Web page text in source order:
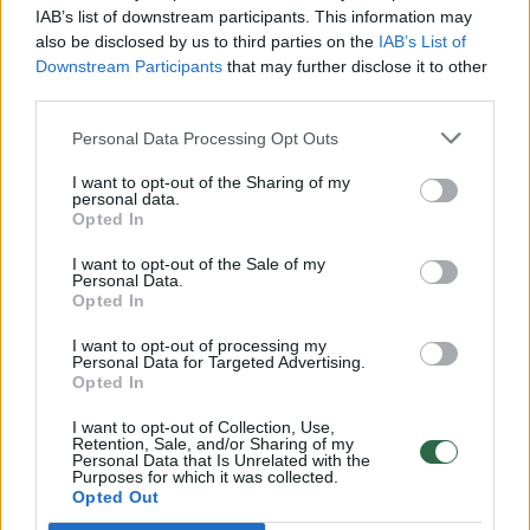
IAB’s list of downstream participants. This information may
also be disclosed by us to third parties on the IAB’s List of
Downstream Participants that may further disclose it to other
Personal Data Processing Opt Outs
I want to opt-out of the Sharing of my
personal data.
Opted In
I want to opt-out of the Sale of my
Personal Data.
Opted In
I want to opt-out of processing my
Personal Data for Targeted Advertising.
Opted In
I want to opt-out of Collection, Use,
Retention, Sale, and/or Sharing of my
Personal Data that Is Unrelated with the
Purposes for which it was collected.
Opted Out
vaiko gyvybių išgelbėti nepavyko
Lietuvos diena
00:00:57
Savaitės vidurys nusimato karštas: temperatūra kils iki
Žinios | Orai
00:00:59
Nufilmavo, kaip patvino Vilniaus Vakarinis aplinkkelis:
vaizdas pribloškia
Žinios | Lietuvos diena
K. Prunskienės brolis prisiminė jaudinančią akimirką
prieš mirtį: „Tai buvo simbolinis mūsų pagerbimo
ženklas“